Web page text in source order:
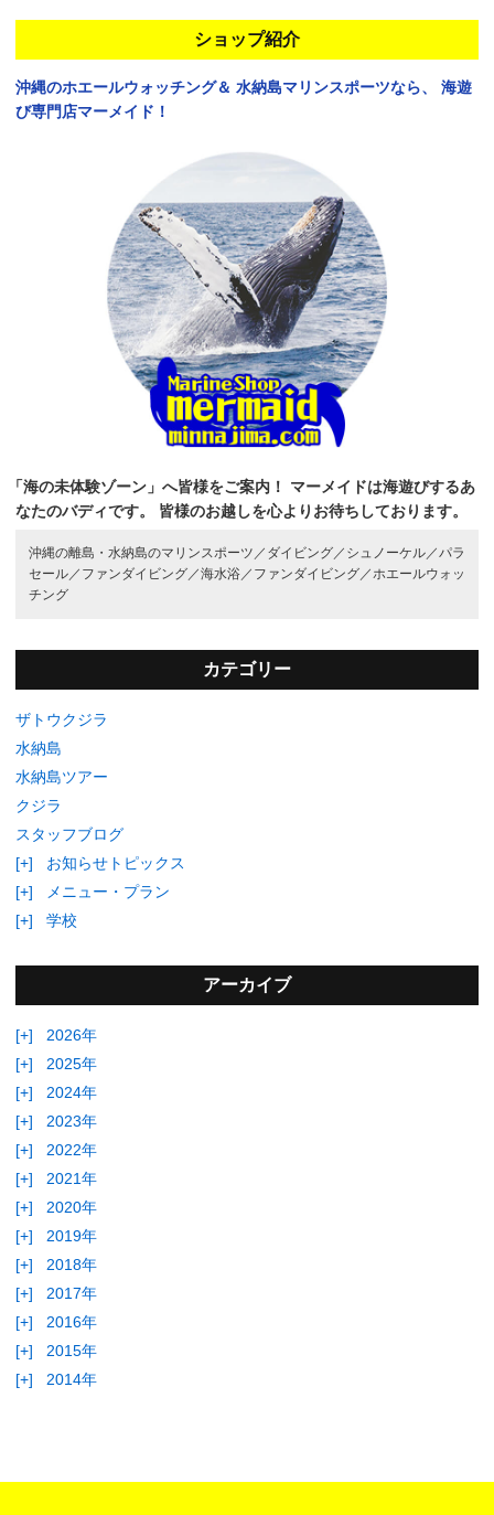
ショップ紹介
沖縄のホエールウォッチング＆ 水納島マリンスポーツなら、
海遊
び専門店マーメイド！
「海の未体験ゾーン」へ皆様をご案内！
マーメイドは海遊びするあ
なたのバディです。
皆様のお越しを心よりお待ちしております。
沖縄の離島・水納島のマリンスポーツ／ ダイビング／ シュノーケル／ パラ
セール／ ファンダイビング／海水浴／ ファンダイビング／ ホエールウォッ
チング
カテゴリー
ザトウクジラ
水納島
水納島ツアー
クジラ
スタッフブログ
[+]
お知らせトピックス
[+]
メニュー・プラン
[+]
学校
アーカイブ
[+]
2026年
[+]
2025年
[+]
2024年
[+]
2023年
[+]
2022年
[+]
2021年
[+]
2020年
[+]
2019年
[+]
2018年
[+]
2017年
[+]
2016年
[+]
2015年
[+]
2014年